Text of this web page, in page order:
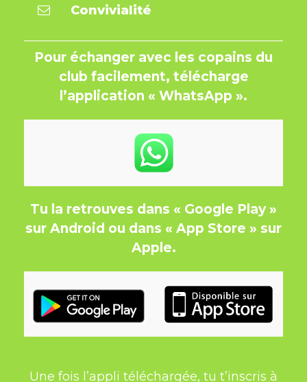
Convivialité
Pour échanger avec les copains du
club facilement, télécharge
l’application « WhatsApp ».
Tu la retrouves dans « Google Play »
sur Android ou dans « App Store » sur
Apple.
Une fois l’appli téléchargée, tu t’inscris à